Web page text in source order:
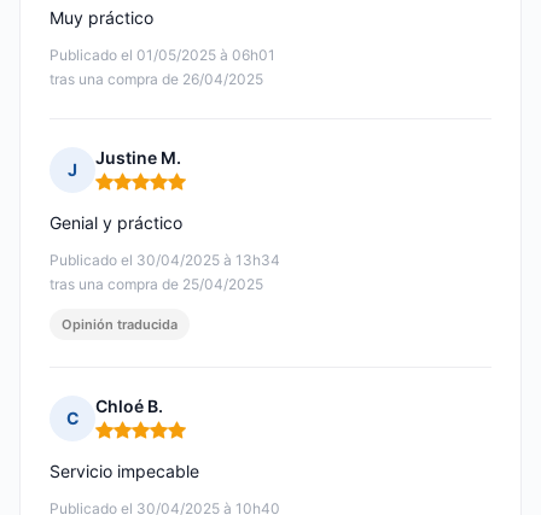
Publicado el 01/05/2025 à 06h01
tras una compra de 26/04/2025
Muy práctico
J
Justine M.
Nota: 5 de 5
Publicado el 30/04/2025 à 13h34
tras una compra de 25/04/2025
Genial y práctico
Opinión traducida
C
Chloé B.
Nota: 5 de 5
Publicado el 30/04/2025 à 10h40
Servicio impecable